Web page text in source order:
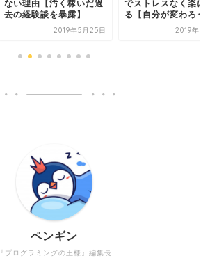
ない理由【汚く稼いだ過
去の経験談を暴露】
2019年5月25日
でストレスなく楽に
る【自分が変わろう
2019年5
『プログラミングの王様』編集長
ペンギン